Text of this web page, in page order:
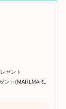
ゼント
ント(MARLMARL